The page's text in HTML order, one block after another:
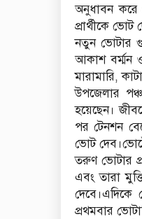
অনুধাবন করে
প্রার্থীকে ভোট
নতুন ভোটার
আকাশ বর্ম্মন
মারামারি,
উপজেলার
হয়েছেন।
পর টেনশন
ভোট
তরুণ ভোটার
এবং তারা
প্রথমবার